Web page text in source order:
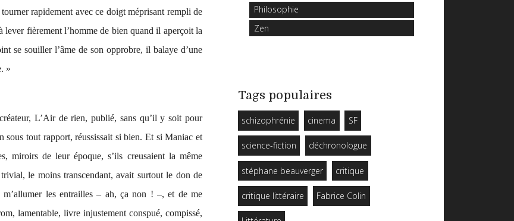
rapidement avec ce doigt méprisant rempli de
lever fièrement l’homme de bien quand il aperçoit la
se souiller l’âme de son opprobre, il balaye d’une
»
L’Air de rien, publié, sans qu’il y soit pour
sous tout rapport, réussissait si bien. Et siManiac et
miroirs de leur époque, s’ils creusaient la même
le moins transcendant, avait surtout le don de
m’allumer les entrailles – ah, ça non ! –, et de me
, lamentable, livre injustement conspué, compissé,
Philosophie
Zen
Tags populaires
schizophrénie cinema SF
science-fiction déchronologue
stéphane beauverger critique
critique littéraire Fabrice Colin